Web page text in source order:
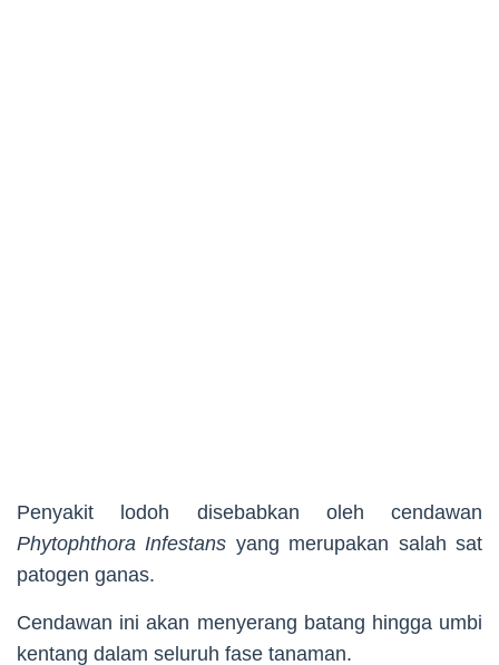
Penyakit lodoh disebabkan oleh cendawan
Phytophthora Infestans yang merupakan salah sat
patogen ganas.
Cendawan ini akan menyerang batang hingga umbi
kentang dalam seluruh fase tanaman.